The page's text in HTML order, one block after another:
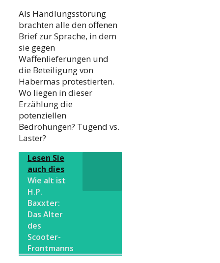
Als Handlungsstörung
brachten alle den offenen
Brief zur Sprache, in dem
sie gegen
Waffenlieferungen und
die Beteiligung von
Habermas protestierten.
Wo liegen in dieser
Erzählung die
potenziellen
Bedrohungen? Tugend vs.
Laster?
Lesen Sie
auch dies
Wie alt ist
H.P.
Baxxter:
Das Alter
des
Scooter-
Frontmanns